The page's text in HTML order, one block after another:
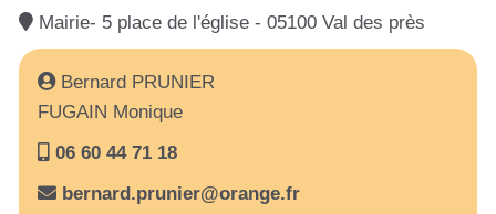
Mairie- 5 place de l'église - 05100 Val des près
Bernard PRUNIER
FUGAIN Monique
06 60 44 71 18
bernard.prunier@orange.fr